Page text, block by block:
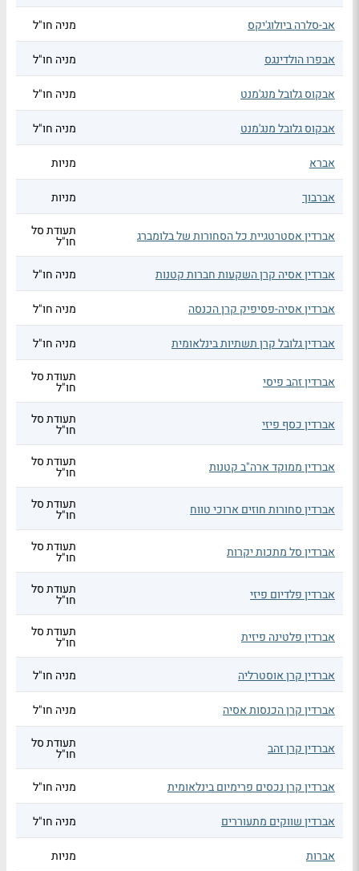
אב-סלרה ביולוג'יקס מניה חו"ל
אבפרו הולדינגס מניה חו"ל
אבקוס גלובל מנג'מנט מניה חו"ל
אבקוס גלובל מנג'מנט מניה חו"ל
אברא מניות
אברבוך מניות
אברדין אסטרטגיית כל הסחורות של בלומברג תעודת סל
חו"ל
אברדין אסיה קרן השקעות חברות קטנות
מניה חו"ל
אברדין אסיה-פסיפיק קרן הכנסה מניה חו"ל
אברדין גלובל קרן תשתיות בינלאומית מניה חו"ל
אברדין זהב פיסי תעודת סל
חו"ל
אברדין כסף פיזי תעודת סל
חו"ל
אברדין ממוקד ארה"ב קטנות תעודת סל
חו"ל
אברדין סחורות חוזים ארוכי טווח תעודת סל
חו"ל
אברדין סל מתכות יקרות תעודת סל
חו"ל
אברדין פלדיום פיזי תעודת סל
חו"ל
אברדין פלטינה פיזית תעודת סל
חו"ל
אברדין קרן אוסטרליה
מניה חו"ל
אברדין קרן הכנסות אסיה מניה חו"ל
אברדין קרן זהב תעודת סל
חו"ל
אברדין קרן נכסים פרימיום בינלאומית
מניה חו"ל
אברדין שווקים מתעוררים מניה חו"ל
אברות מניות